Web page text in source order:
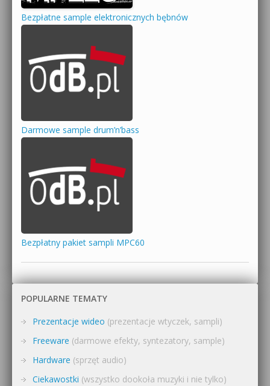
Bezpłatne sample elektronicznych bębnów
Darmowe sample drum’n’bass
Bezpłatny pakiet sampli MPC60
POPULARNE TEMATY
Prezentacje wideo (prezentacje wtyczek, sampli)
Freeware (darmowe efekty, syntezatory, sample)
Hardware (sprzęt audio)
Ciekawostki (wszystko dookoła muzyki i nie tylko)